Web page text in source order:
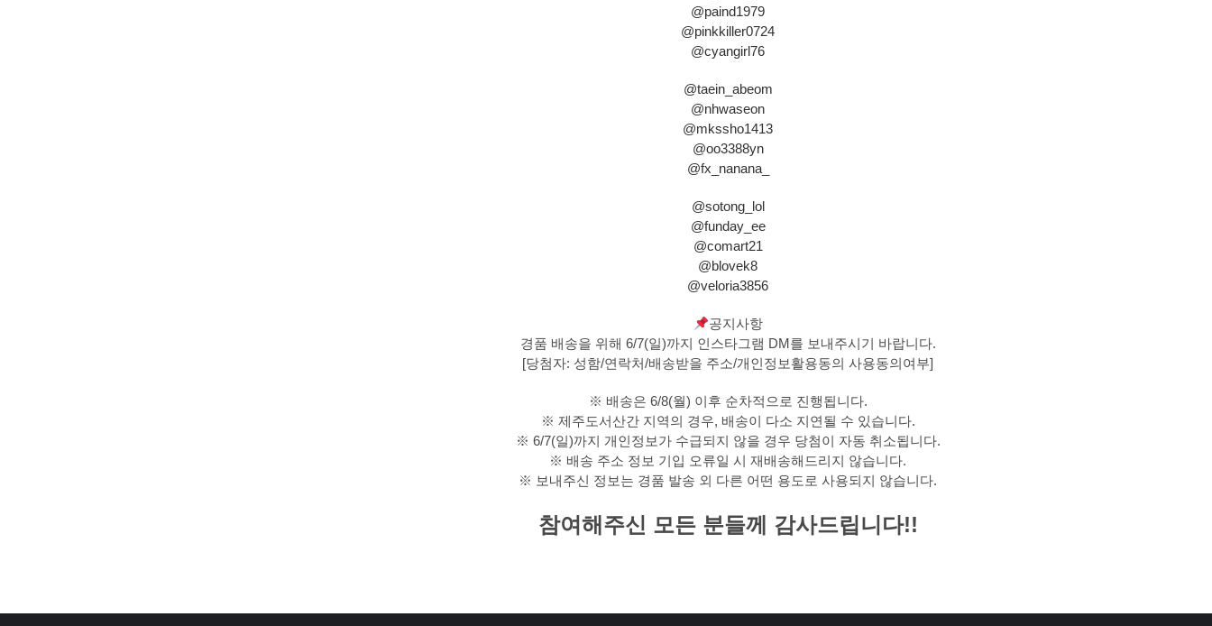
@paind1979
@pinkkiller0724
@cyangirl76
@taein_abeom
@nhwaseon
@mkssho1413
@oo3388yn
@fx_nanana_
@sotong_lol
@funday_ee
@comart21
@blovek8
@veloria3856
공지사항
경품 배송을 위해 6/7(일)까지 인스타그램 DM를 보내주시기 바랍니다.
[당첨자: 성함/연락처/배송받을 주소/개인정보활용동의 사용동의여부]
※ 배송은 6/8(월) 이후 순차적으로 진행됩니다.
※ 제주도서산간 지역의 경우, 배송이 다소 지연될 수 있습니다.
※ 6/7(일)까지 개인정보가 수급되지 않을 경우 당첨이 자동 취소됩니다.
※ 배송 주소 정보 기입 오류일 시 재배송해드리지 않습니다.
※ 보내주신 정보는 경품 발송 외 다른 어떤 용도로 사용되지 않습니다.
참여해주신 모든 분들께 감사드립니다!!